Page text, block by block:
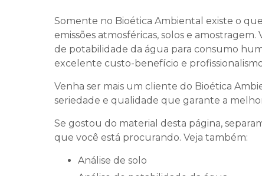
Somente no Bioética Ambiental existe o
emissões atmosféricas, solos e
de potabilidade da água para consumo
excelente custo-benefício e
Venha ser mais um cliente do Bioética
seriedade e qualidade que garante a
Se gostou do material desta página,
que você está procurando. Veja também:
análise de solo